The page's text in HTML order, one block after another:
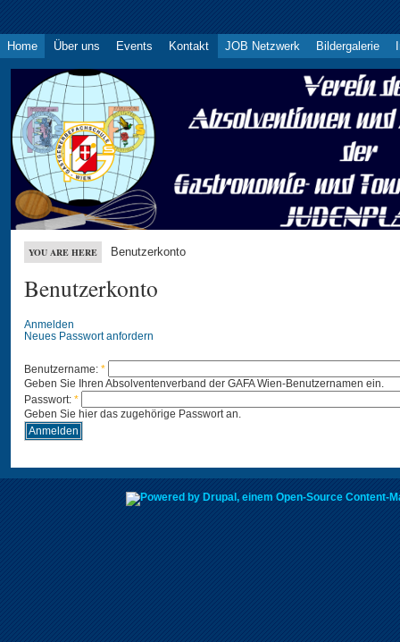
Home Über uns Events Kontakt JOB Netzwerk Bildergalerie
YOU ARE HERE Benutzerkonto
Benutzerkonto
Anmelden
Neues Passwort anfordern
Benutzername: *
Geben Sie Ihren Absolventenverband der GAFA Wien-Benutzernamen ein.
Passwort: *
Geben Sie hier das zugehörige Passwort an.